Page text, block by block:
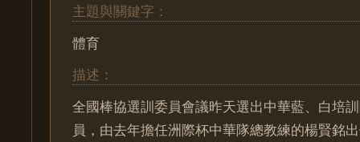
主題與關鍵字：
體育
描述：
全國棒協選訓委員會議昨天選出中華藍、白培
員，由去年擔任洲際杯中華隊總教練的楊賢銘